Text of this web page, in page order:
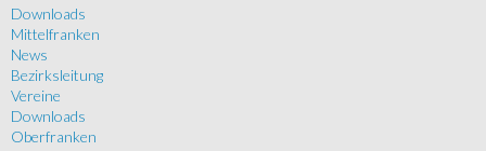
Downloads
Mittelfranken
News
Bezirksleitung
Vereine
Downloads
Oberfranken